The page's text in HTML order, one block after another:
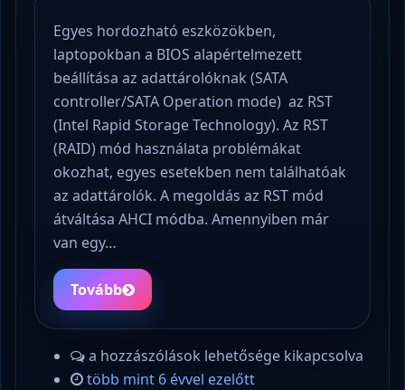
Egyes hordozható eszközökben,
laptopokban a BIOS alapértelmezett
beállítása az adattárolóknak (SATA
controller/SATA Operation mode) az RST
(Intel Rapid Storage Technology). Az RST
(RAID) mód használata problémákat
okozhat, egyes esetekben nem találhatóak
az adattárolók. A megoldás az RST mód
átváltása AHCI módba. Amennyiben már
van egy…
Tovább
a hozzászólások lehetősége kikapcsolva
több mint 6 évvel ezelőtt